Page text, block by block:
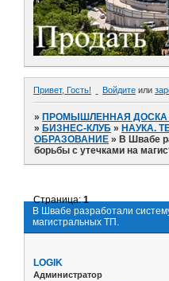
Привет, Гость! Войдите или
»ПРОМЫШЛЕННАЯ ДОСКА
»БИЗНЕС-КЛУБ »НАУКА.
ОБРАЗОВАНИЕ »В Швабе
борьбы с утечками на
В Швабе разработали
магистральных ТП.
Страница:1
LOGIK
Администратор